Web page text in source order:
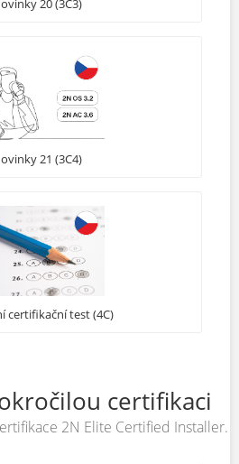
21 (3C4)
certifikační test (4C)
certifikaci
2N Elite Certified Installer.